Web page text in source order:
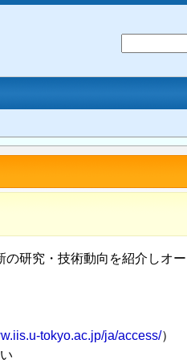
研究・技術動向を紹介しオ
tokyo.ac.jp/ja/access/）